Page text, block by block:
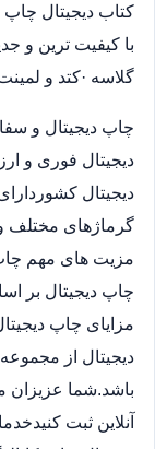
کتاب دیجیتال چاپ
با کیفیت ترین و
گلاسه ·‎کتد و لمینت ·‎سر برگ A4 ·‎پاپ آپ 3*4
چاپ دیجیتال و
دیجیتال فوری و
دیجیتال
گرماژهای مختلف
مزیت های مهم
چاپ دیجیتال بر
مزایای چاپ
دیجیتال از
باشد.شما عزیزان
آنلاین ثبت